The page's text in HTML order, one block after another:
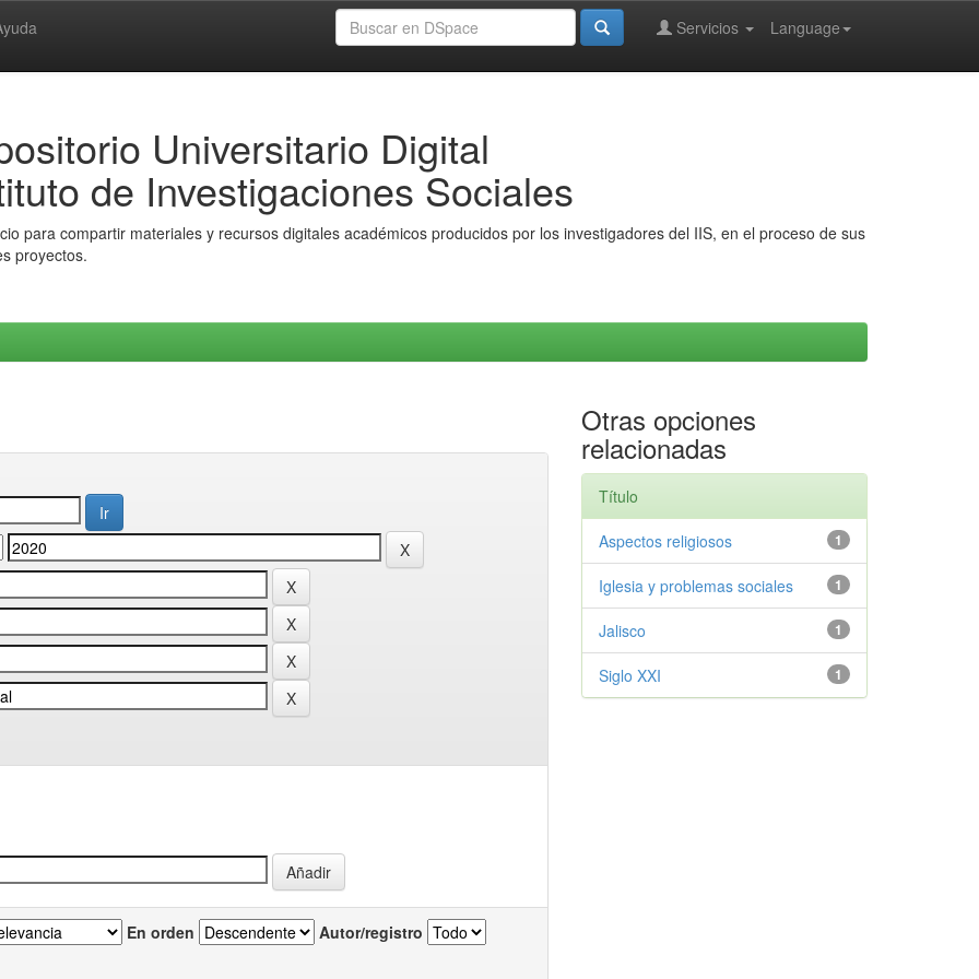
Language
Servicios
Universitario Digital
de Investigaciones Sociales
para compartir materiales y recursos digitales académicos producidos por los investigadores del IIS, en el proceso de sus
proyectos.
En orden Autor/registro
Otras opciones
relacionadas
Título
1
Aspectos religiosos
1
Iglesia y problemas sociales
1
Jalisco
1
Siglo XXI